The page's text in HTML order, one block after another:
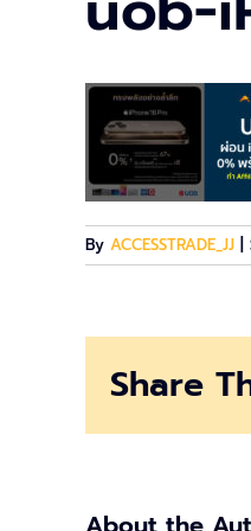
By ACCESSTRADE_JJ
Share